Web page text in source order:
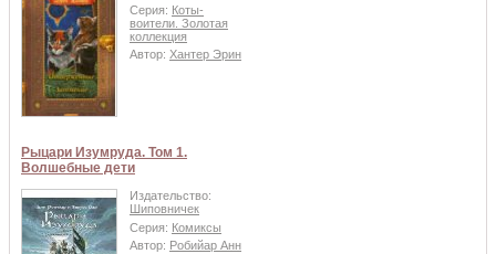
Серия: Коты-
воители. Золотая
коллекция
Автор: Хантер Эрин
Рыцари Изумруда. Том 1.
Волшебные дети
Издательство:
Шиповничек
Серия: Комиксы
Автор: Робийар Анн